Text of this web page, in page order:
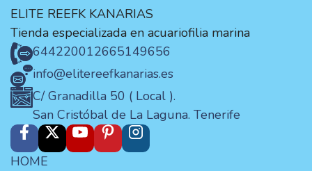
ELITE REEFK KANARIAS
Tienda especializada en acuariofilia marina
644220012665149656
info@elitereefkanarias.es
C/ Granadilla 50 ( Local ).
San Cristóbal de La Laguna. Tenerife
HOME